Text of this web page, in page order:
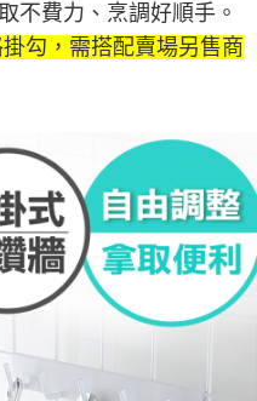
不費力、烹調好順手。
勾，需搭配賣場另售商